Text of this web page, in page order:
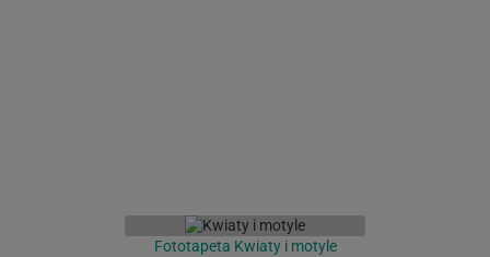
Fototapeta Kwiaty i motyle